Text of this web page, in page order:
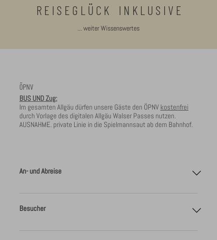
R E I S E G L Ü C K I N K L U S I V E
... weiter Wissenswertes
ÖPNV
BUS UND Zug:
Im gesamten Allgäu dürfen unsere Gäste den ÖPNV kostenfrei
durch Vorlage des digitalen Allgäu Walser Passes nutzen.
AUSNAHME. private Linie in die Spielmannsaut ab dem Bahnhof.
An- und Abreise
Besucher